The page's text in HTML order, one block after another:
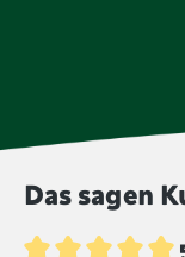
Das sagen